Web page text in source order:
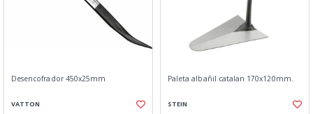
Desencofrador 450x25mm
VATTON
Paleta albañil catalan 170x120mm.
STEIN